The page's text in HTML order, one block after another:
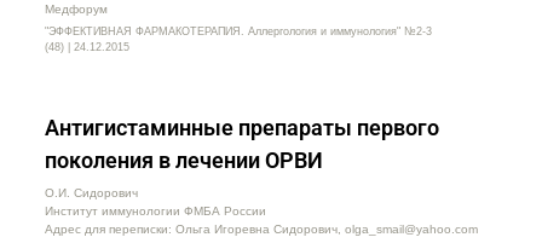
Медфорум
"ЭФФЕКТИВНАЯ ФАРМАКОТЕРАПИЯ. Аллергология и иммунология" №2-3
(48) | 24.12.2015
Антигистаминные препараты первого
поколения в лечении ОРВИ
О.И. Сидорович
Институт иммунологии ФМБА России
Адрес для переписки: Ольга Игоревна Сидорович, olga_smail@yahoo.com